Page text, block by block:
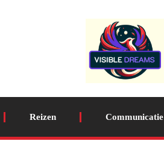
Reizen Communicatie